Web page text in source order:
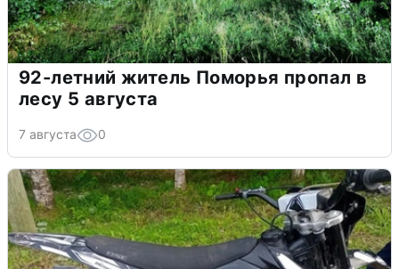
92-летний житель Поморья пропал в
лесу 5 августа
7 августа 0